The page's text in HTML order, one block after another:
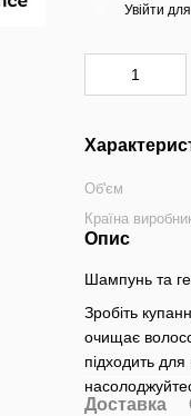
Увійти
Об'єм
Країна
Опис
Шампунь та
Зробіть
очищає
підходить
Доставка